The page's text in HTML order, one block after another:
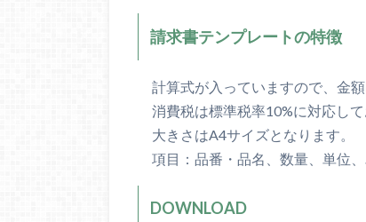
請求書テンプレートの特徴
計算式が入っていますので、金
消費税は標準税率10%に対応して
大きさはA4サイズとなります。
項目：品番・品名、数量、単位
DOWNLOAD